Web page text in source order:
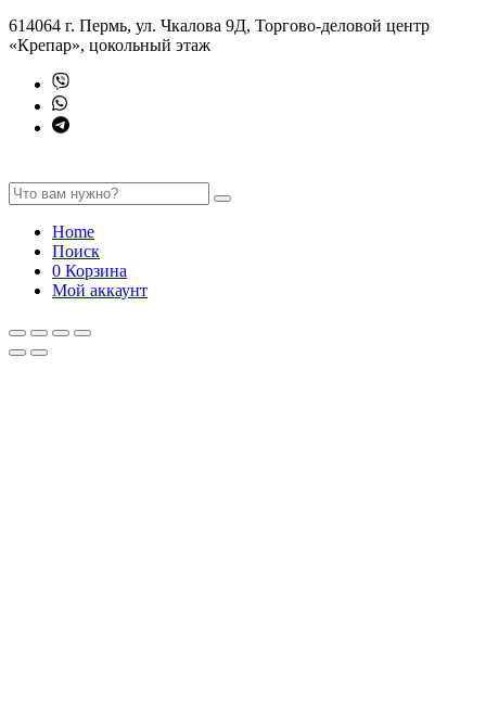
614064 г. Пермь, ул. Чкалова 9Д, Торгово-деловой центр
«Крепар», цокольный этаж
Home
Поиск
0 Корзина
Мой аккаунт